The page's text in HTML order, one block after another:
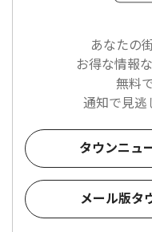
あなたの
お得な情報
無料
通知で見逃
タウンニュ
メール版タ